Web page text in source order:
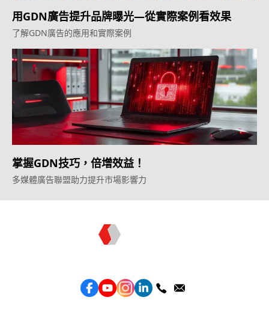
用GDN廣告提升品牌曝光—從實際案例看效果
了解GDN廣告的應用和實際案例
掌握GDN技巧，倍增效益！
多媒體廣告聯盟助力提升市場影響力